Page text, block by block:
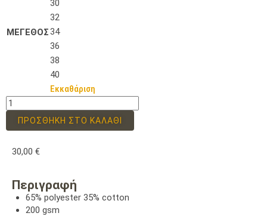
ΜΕΓΕΘΟΣ
30
32
34
36
38
40
Εκκαθάριση
ΠΡΟΣΘΉΚΗ ΣΤΟ ΚΑΛΆΘΙ
30,00 €
Περιγραφή
65% polyester 35% cotton
200 gsm